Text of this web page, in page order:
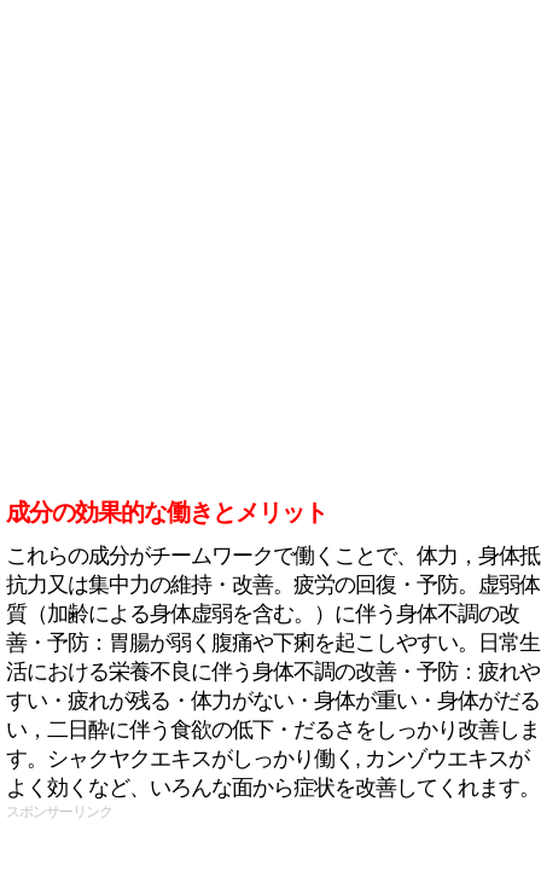
成分の効果的な働きとメリット
これらの成分がチームワークで働くことで、体力，身体抵
抗力又は集中力の維持・改善。疲労の回復・予防。虚弱体
質（加齢による身体虚弱を含む。）に伴う身体不調の改
善・予防：胃腸が弱く腹痛や下痢を起こしやすい。日常生
活における栄養不良に伴う身体不調の改善・予防：疲れや
すい・疲れが残る・体力がない・身体が重い・身体がだる
い，二日酔に伴う食欲の低下・だるさをしっかり改善しま
す。シャクヤクエキスがしっかり働く, カンゾウエキスが
よく効くなど、いろんな面から症状を改善してくれます。
スポンサーリンク